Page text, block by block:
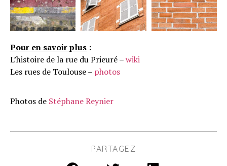
Pour en savoir plus :
L’histoire de la rue du Prieuré –wiki
Les rues de Toulouse – photos
Photos de Stéphane Reynier
PARTAGEZ